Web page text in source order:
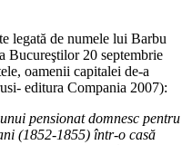
legată de numele lui Barbu
Bucureştilor 20 septembrie
oamenii capitalei de-a
editura Compania 2007):
pensionat domnesc pentru
(1852-1855) într-o casă